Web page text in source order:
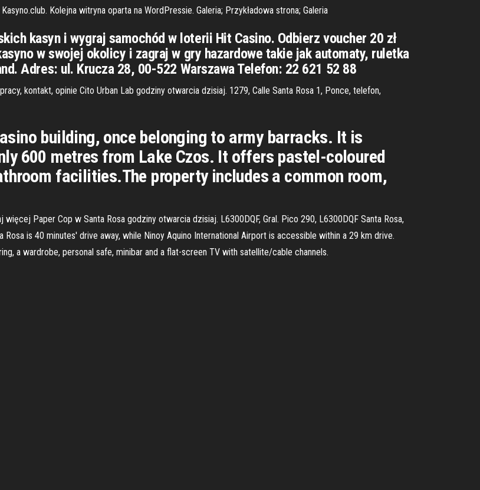
Kolejna witryna oparta na WordPressie. Galeria; Przykładowa strona; Galeria
kasyn i wygraj samochód w loterii Hit Casino. Odbierz voucher 20 zł
w swojej okolicy i zagraj w gry hazardowe takie jak automaty, ruletka
Adres: ul. Krucza 28, 00-522 Warszawa Telefon: 22 621 52 88
kontakt, opinie Cito Urban Lab godziny otwarcia dzisiaj. 1279, Calle Santa Rosa 1, Ponce, telefon,
building, once belonging to army barracks. It is
600 metres from Lake Czos. It offers pastel-coloured
facilities.The property includes a common room,
Paper Cop w Santa Rosa godziny otwarcia dzisiaj. L6300DQF, Gral. Pico 290, L6300DQF Santa Rosa,
is 40 minutes' drive away, while Ninoy Aquino International Airport is accessible within a 29 km drive.
a wardrobe, personal safe, minibar and a flat-screen TV with satellite/cable channels.